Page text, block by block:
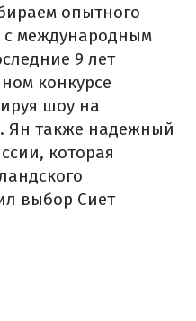
опытного
с международным
9 лет
конкурсе
шоу на
Ян также надежный
которая
выбор Сиет